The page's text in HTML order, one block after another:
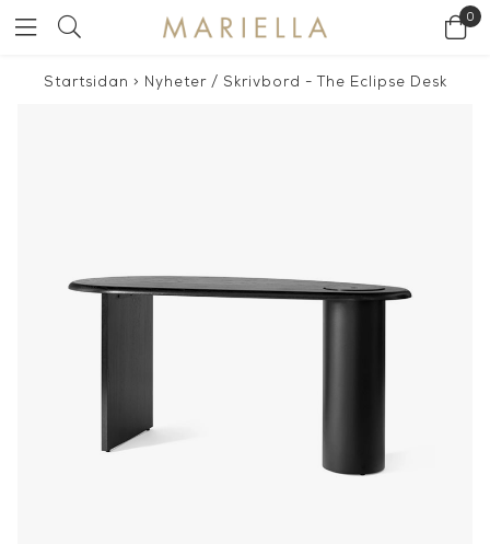
0
Startsidan > Nyheter/ Skrivbord - The Eclipse Desk